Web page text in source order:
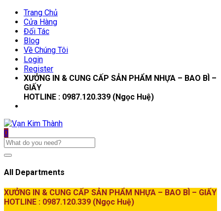
Trang Chủ
Cửa Hàng
Đối Tác
Blog
Về Chúng Tôi
Login
Register
XƯỞNG IN & CUNG CẤP SẢN PHẨM NHỰA – BAO BÌ –
GIẤY
HOTLINE : 0987.120.339 (Ngọc Huệ)
0
All Departments
XƯỞNG IN & CUNG CẤP SẢN PHẨM NHỰA – BAO BÌ – GIẤY
HOTLINE : 0987.120.339 (Ngọc Huệ)